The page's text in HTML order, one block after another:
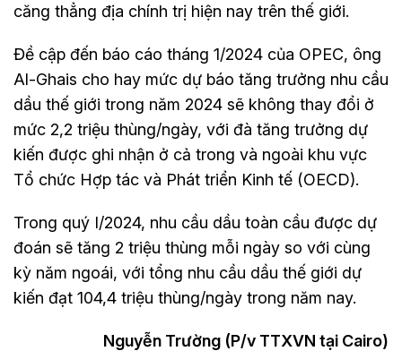
căng thẳng địa chính trị hiện nay trên thế giới.
Đề cập đến báo cáo tháng 1/2024 của OPEC, ông
Al-Ghais cho hay mức dự báo tăng trưởng nhu cầu
dầu thế giới trong năm 2024 sẽ không thay đổi ở
mức 2,2 triệu thùng/ngày, với đà tăng trưởng dự
kiến được ghi nhận ở cả trong và ngoài khu vực
Tổ chức Hợp tác và Phát triển Kinh tế (OECD).
Trong quý I/2024, nhu cầu dầu toàn cầu được dự
đoán sẽ tăng 2 triệu thùng mỗi ngày so với cùng
kỳ năm ngoái, với tổng nhu cầu dầu thế giới dự
kiến đạt 104,4 triệu thùng/ngày trong năm nay.
Nguyễn Trường (P/v TTXVN tại Cairo)